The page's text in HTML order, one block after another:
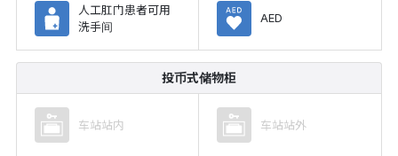
人工肛门患者可用
洗手间
AED
投币式储物柜
车站站内 车站站外